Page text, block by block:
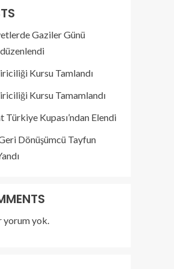
Gaziler Günü
Kursu Tamlandı
Kursu Tamamlandı
Kupası’ndan Elendi
Dönüşümcü Tayfun
yorum yok.